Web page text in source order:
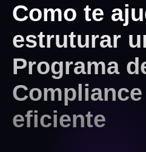
Como te
estruturar
Programa
eficiente